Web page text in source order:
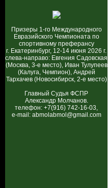
Призеры 1-го Международного
Евразийского Чемпионата по
спортивному преферансу
г. Екатеринбург, 12-14 июня 2026 г.
слева-направо: Евгения Садовская
(Москва, 3-е место), Иван Тулупеев
(Калуга, Чемпион), Андрей
Тархачев (Новосибирск, 2-е место)
Главный Судья ФСПР
Александр Молчанов.
телефон: +7(916) 742-16-03,
e-mail: abmolabmol@gmail.com